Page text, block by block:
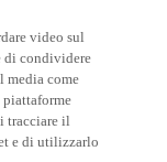
di condividere
come
il
e di utilizzarlo